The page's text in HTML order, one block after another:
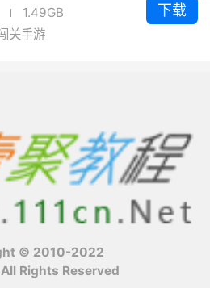
1.49GB
关手游
下载
© 2010-2022
Rights Reserved